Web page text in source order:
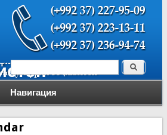
Навигация
Форма поиска Поиск